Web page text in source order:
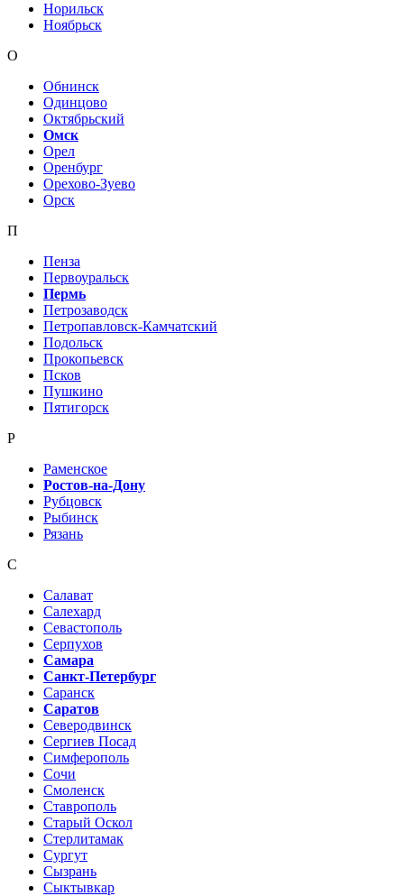
Норильск
Ноябрьск
О
Обнинск
Одинцово
Октябрьский
Омск
Орел
Оренбург
Орехово-Зуево
Орск
П
Пенза
Первоуральск
Пермь
Петрозаводск
Петропавловск-Камчатский
Подольск
Прокопьевск
Псков
Пушкино
Пятигорск
Р
Раменское
Ростов-на-Дону
Рубцовск
Рыбинск
Рязань
С
Салават
Салехард
Севастополь
Серпухов
Самара
Санкт-Петербург
Саранск
Саратов
Северодвинск
Сергиев Посад
Симферополь
Сочи
Смоленск
Ставрополь
Старый Оскол
Стерлитамак
Сургут
Сызрань
Сыктывкар